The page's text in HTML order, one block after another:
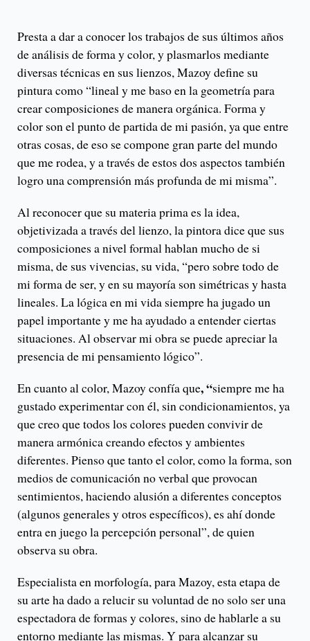
Presta a dar a conocer los trabajos de sus últimos años
de análisis de forma y color, y plasmarlos mediante
diversas técnicas en sus lienzos, Mazoy define su
pintura como “lineal y me baso en la geometría para
crear composiciones de manera orgánica. Forma y
color son el punto de partida de mi pasión, ya que entre
otras cosas, de eso se compone gran parte del mundo
que me rodea, y a través de estos dos aspectos también
logro una comprensión más profunda de mi misma”.
Al reconocer que su materia prima es la idea,
objetivizada a través del lienzo, la pintora dice que sus
composiciones a nivel formal hablan mucho de si
misma, de sus vivencias, su vida, “pero sobre todo de
mi forma de ser, y en su mayoría son simétricas y hasta
lineales. La lógica en mi vida siempre ha jugado un
papel importante y me ha ayudado a entender ciertas
situaciones. Al observar mi obra se puede apreciar la
presencia de mi pensamiento lógico”.
En cuanto al color, Mazoy confía que, “siempre me ha
gustado experimentar con él, sin condicionamientos, ya
que creo que todos los colores pueden convivir de
manera armónica creando efectos y ambientes
diferentes. Pienso que tanto el color, como la forma, son
medios de comunicación no verbal que provocan
sentimientos, haciendo alusión a diferentes conceptos
(algunos generales y otros específicos), es ahí donde
entra en juego la percepción personal”, de quien
observa su obra.
Especialista en morfología, para Mazoy, esta etapa de
su arte ha dado a relucir su voluntad de no solo ser una
espectadora de formas y colores, sino de hablarle a su
entorno mediante las mismas. Y para alcanzar su